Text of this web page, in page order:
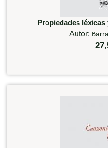
Propiedades
Autor: